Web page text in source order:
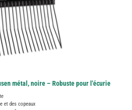
métal, noire – Robuste pour l'écurie
et des copeaux